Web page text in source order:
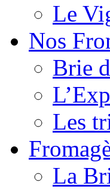
Le
Nos
Brie
Les
La